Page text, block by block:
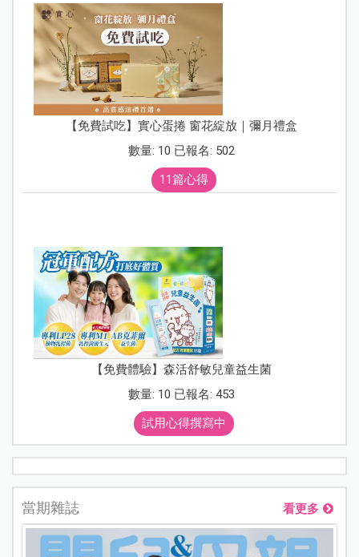
【免費試吃】實心蛋捲 窗花綻放｜彌月禮盒
數量: 10 已報名: 502
11篇心得
【免費體驗】森活舒敏兒童益生菌
數量: 10 已報名: 453
試用心得撰寫中
當期雜誌 看更多